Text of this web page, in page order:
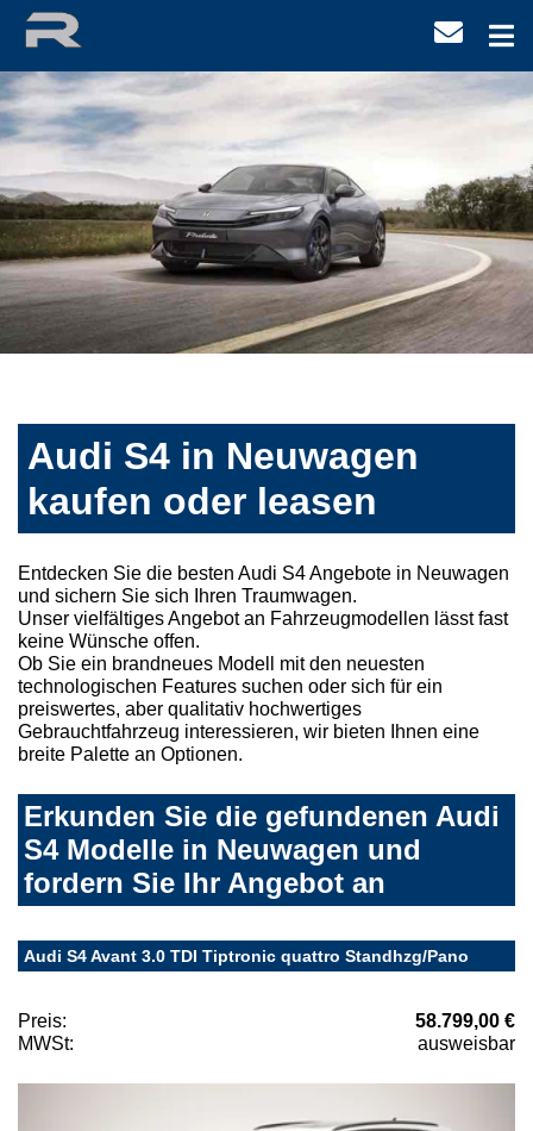
Audi S4 in Neuwagen
kaufen oder leasen
Entdecken Sie die besten Audi S4 Angebote in Neuwagen
und sichern Sie sich Ihren Traumwagen.
Unser vielfältiges Angebot an Fahrzeugmodellen lässt fast
keine Wünsche offen.
Ob Sie ein brandneues Modell mit den neuesten
technologischen Features suchen oder sich für ein
preiswertes, aber qualitativ hochwertiges
Gebrauchtfahrzeug interessieren, wir bieten Ihnen eine
breite Palette an Optionen.
Erkunden Sie die gefundenen Audi
S4 Modelle in Neuwagen und
fordern Sie Ihr Angebot an
Audi S4 Avant 3.0 TDI Tiptronic quattro Standhzg/Pano
Preis:
58.799,00 €
MWSt:
ausweisbar